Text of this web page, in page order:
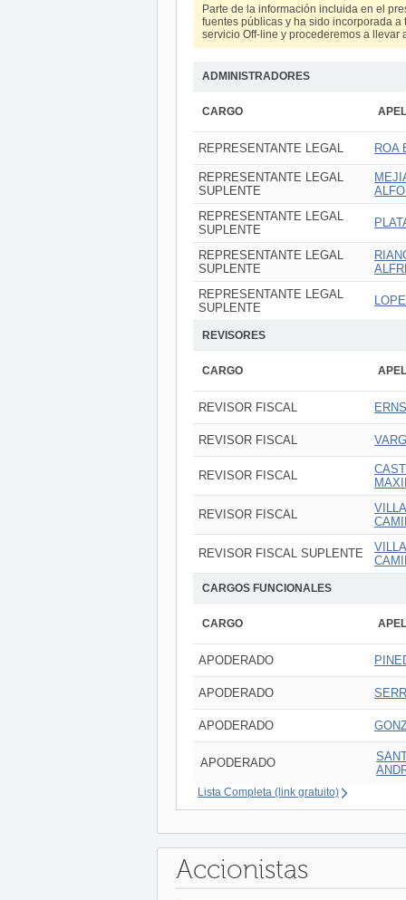
Parte de la información incluida en el
fuentes públicas y ha sido incorporada
servicio Off-line y procederemos a llevar
ADMINISTRADORES
CARGO
REPRESENTANTE LEGAL ROA
REPRESENTANTE LEGAL
SUPLENTE
REPRESENTANTE LEGAL
SUPLENTE
REPRESENTANTE LEGAL
SUPLENTE
REPRESENTANTE LEGAL
SUPLENTE
REVISORES
CARGO
REVISOR FISCAL
REVISOR FISCAL
REVISOR FISCAL
REVISOR FISCAL
REVISOR FISCAL SUPLENTE
CARGOS FUNCIONALES
CARGO
APODERADO
APODERADO
APODERADO
APODERADO
Lista Completa (link gratuito)
Accionistas